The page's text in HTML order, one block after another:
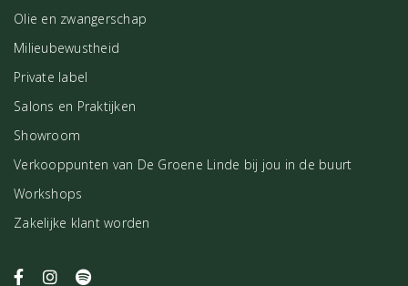
Olie en zwangerschap
Milieubewustheid
Private label
Salons en Praktijken
Showroom
Verkooppunten van De Groene Linde bij jou in de buurt
Workshops
Zakelijke klant worden